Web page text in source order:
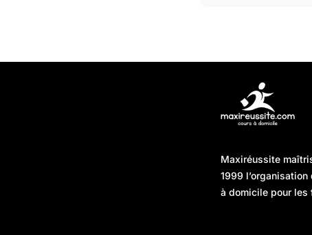
Maxiréussite
1999 l’organisation
à domicile pour les